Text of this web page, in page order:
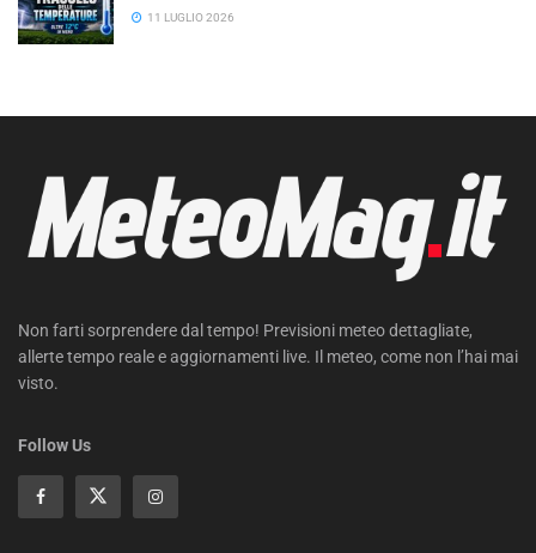
11 LUGLIO 2026
Non farti sorprendere dal tempo! Previsioni meteo dettagliate,
allerte tempo reale e aggiornamenti live. Il meteo, come non l’hai mai
visto.
Follow Us